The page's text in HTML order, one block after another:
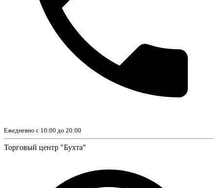
Ежедневно с 10:00 до 20:00
Торговый центр "Бухта"